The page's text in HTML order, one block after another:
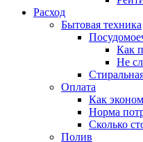
Расход
Бытовая техника
Как
Не
Оплата
Как
Норма
Сколько
Полив